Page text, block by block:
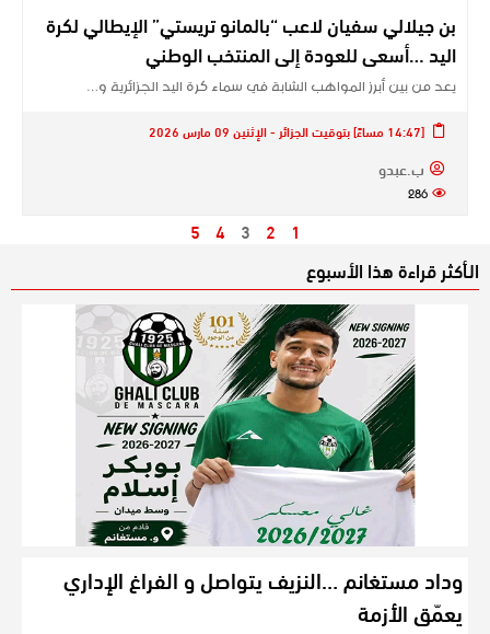
بن جيلالي سفيان لاعب “بالمانو تريستي” الإيطالي لكرة
اليد …أسعى للعودة إلى المنتخب الوطني
يعد من بين أبرز المواهب الشابة في سماء كرة اليد الجزائرية و…
[14:47 مساءً] بتوقيت الجزائر - الإثنين 09 مارس 2026
ب.عبدو
286
1
2
3
4
5
الـأكثر قراءة هذا الأسبوع
وداد مستغانم …النزيف يتواصل و الفراغ الإداري
يعمّق الأزمة